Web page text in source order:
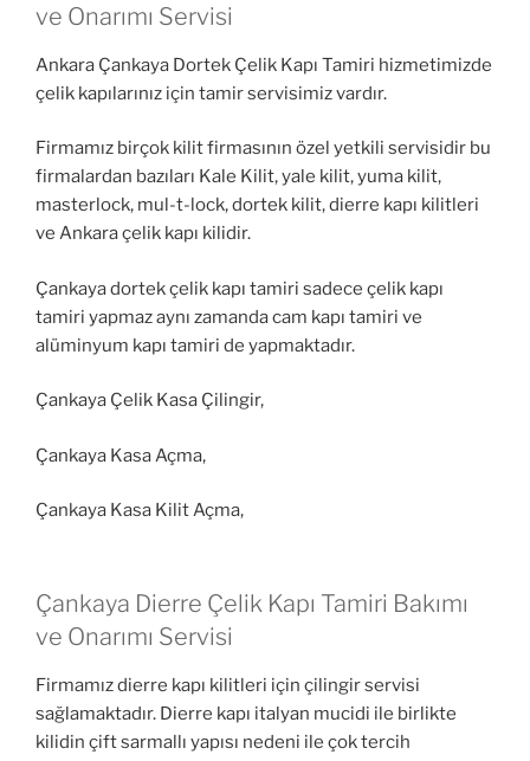
ve Onarımı Servisi
Ankara Çankaya Dortek Çelik Kapı Tamiri hizmetimizde
çelik kapılarınız için tamir servisimiz vardır.
Firmamız birçok kilit firmasının özel yetkili servisidir bu
firmalardan bazıları Kale Kilit, yale kilit, yuma kilit,
masterlock, mul-t-lock, dortek kilit, dierre kapı kilitleri
ve Ankara çelik kapı kilidir.
Çankaya dortek çelik kapı tamiri sadece çelik kapı
tamiri yapmaz aynı zamanda cam kapı tamiri ve
alüminyum kapı tamiri de yapmaktadır.
Çankaya Çelik Kasa Çilingir,
Çankaya Kasa Açma,
Çankaya Kasa Kilit Açma,
Çankaya Dierre Çelik Kapı Tamiri Bakımı
ve Onarımı Servisi
Firmamız dierre kapı kilitleri için çilingir servisi
sağlamaktadır. Dierre kapı italyan mucidi ile birlikte
kilidin çift sarmallı yapısı nedeni ile çok tercih